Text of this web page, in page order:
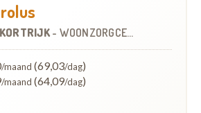
- WOONZORGCENTRUM (WZC)
/maand (69,03/dag)
/maand (64,09/dag)